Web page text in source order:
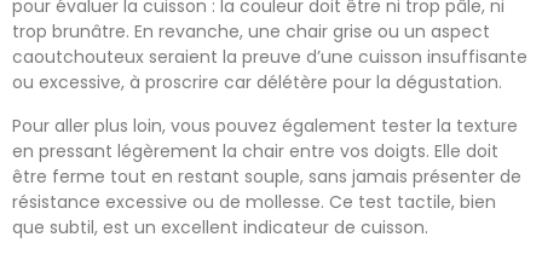
pour évaluer la cuisson : la couleur doit être ni trop pâle, ni
trop brunâtre. En revanche, une chair grise ou un aspect
caoutchouteux seraient la preuve d’une cuisson insuffisante
ou excessive, à proscrire car délétère pour la dégustation.
Pour aller plus loin, vous pouvez également tester la texture
en pressant légèrement la chair entre vos doigts. Elle doit
être ferme tout en restant souple, sans jamais présenter de
résistance excessive ou de mollesse. Ce test tactile, bien
que subtil, est un excellent indicateur de cuisson.